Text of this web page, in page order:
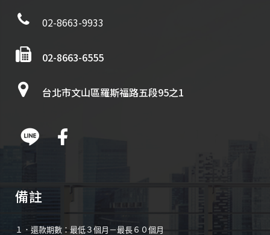
02-8663-9933
02-8663-6555
台北市文山區羅斯福路五段95之1
備註
１．還款期數：最低３個月－最長６０個月